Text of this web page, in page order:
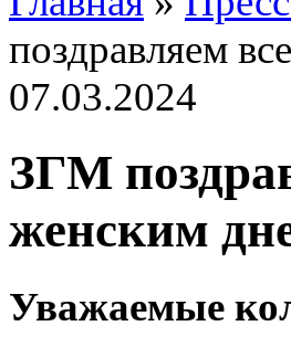
поздравляем
07.03.2024
ЗГМ
женским
Уважаемые